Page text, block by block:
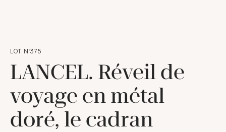
LOT N°375
LANCEL. Réveil de
voyage en métal
doré, le cadran